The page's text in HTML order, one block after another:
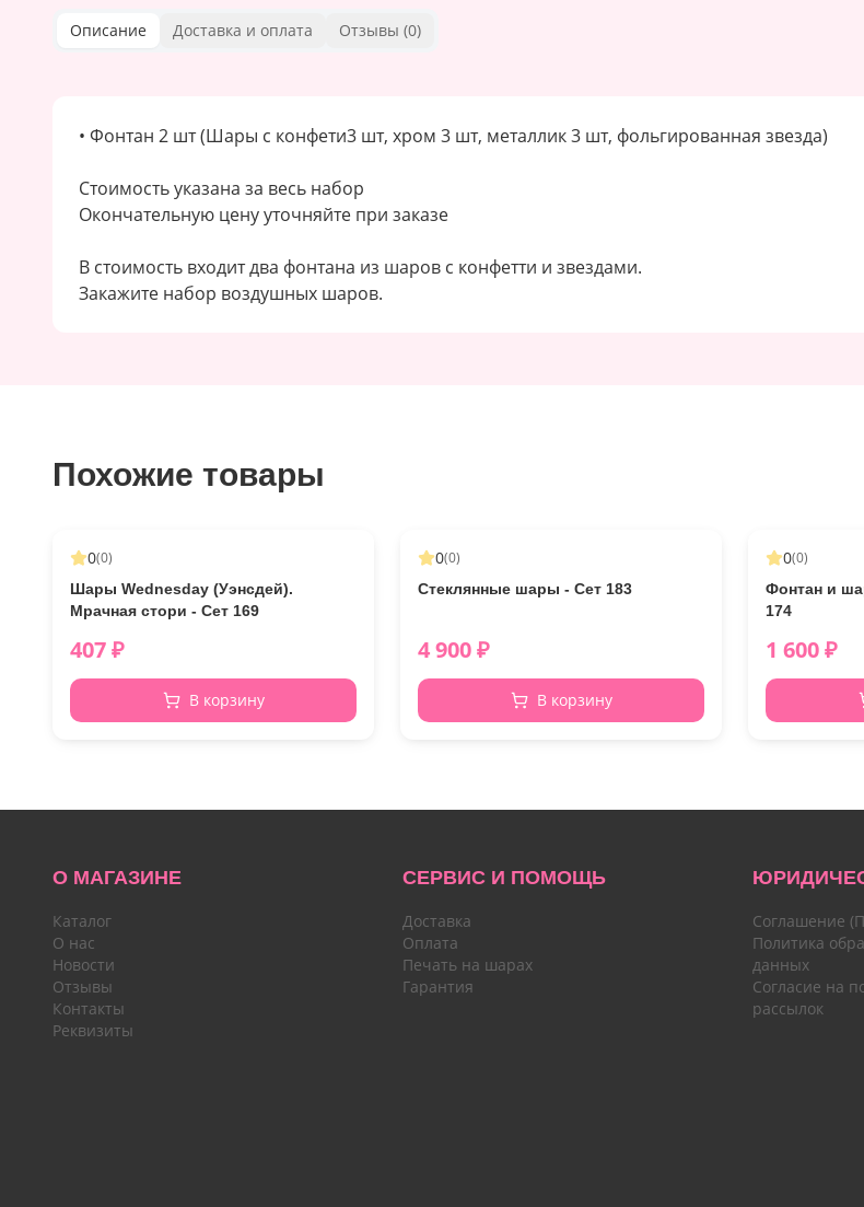
Описание Доставка и оплата Отзывы (0)
• Фонтан 2 шт (Шары с конфети3 шт, хром 3 шт, металлик 3 шт, фольгированная звезда)
Стоимость указана за весь набор
Окончательную цену уточняйте при заказе
В стоимость входит два фонтана из шаров с конфетти и звездами.
Закажите набор воздушных шаров.
Похожие товары
0(0)
Шары Wednesday (Уэнсдей).
Мрачная стори - Сет 169
407₽
В корзину
0(0)
Стеклянные шары - Сет 183
4 900₽
В корзину
0(0)
Фонтан и
174
1 600₽
О МАГАЗИНЕ
Каталог
О нас
Новости
Отзывы
Контакты
Реквизиты
СЕРВИС И ПОМОЩЬ
Доставка
Оплата
Печать на шарах
Гарантия
Соглашение
Политика
данных
Согласие на
рассылок